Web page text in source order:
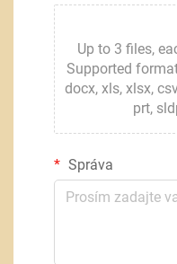
Up to 3 files,
Supported
docx, xls, xlsx,
prt,
Správa